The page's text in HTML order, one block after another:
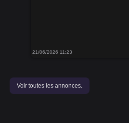
21/06/2026 11:23
Voir toutes les annonces.